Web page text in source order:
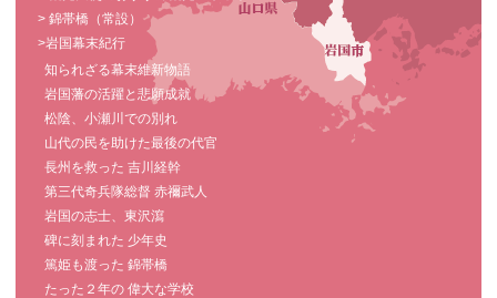
> 錦帯橋（常設）
>岩国幕末紀行
知られざる幕末維新物語
岩国藩の活躍と悲願成就
松陰、小瀬川での別れ
山代の民を助けた最後の代官
長州を救った 吉川経幹
第三代奇兵隊総督 赤禰武人
岩国の志士、東沢瀉
碑に刻まれた 少年史
篤姫も渡った 錦帯橋
たった２年の 偉大な学校